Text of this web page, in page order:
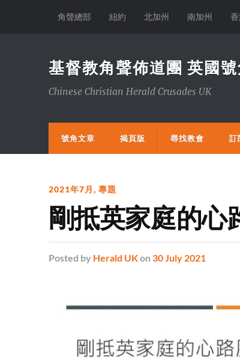
角聲總部 紐約 北加州 南加州
基督教角聲佈道團 英國號
Chinese Christian Herald Crusades UK
號角文章 揭頁版 尋找教會 訂
2021年7月, 專題
剛抵英家庭的
Posted by Herald UKon 30 July 2021